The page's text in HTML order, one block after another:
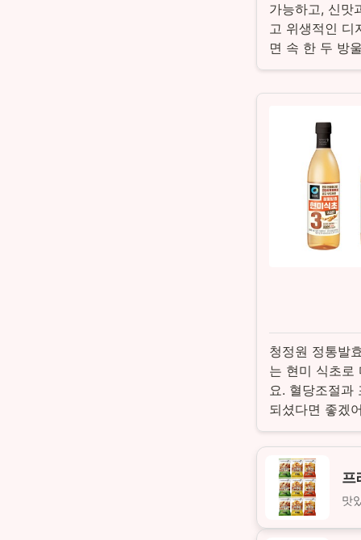
가능하고, 신맛
고 위생적인 디
면 속 한 두 방
청정원 정통발
는 현미 식초로
요. 혈당조절과
되셨다면 좋겠
프
맛